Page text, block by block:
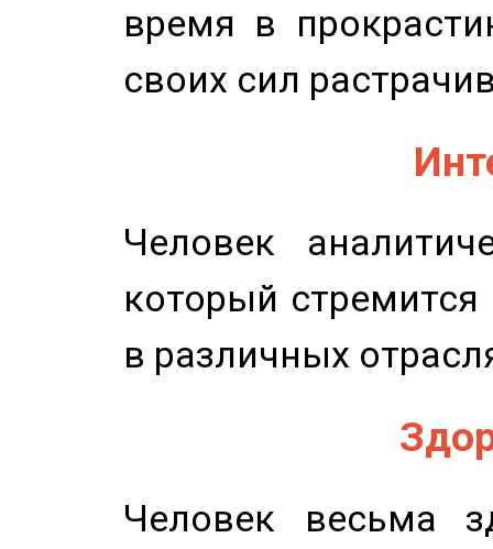
время в
своих сил
Человек
который
в различных
Человек весьма